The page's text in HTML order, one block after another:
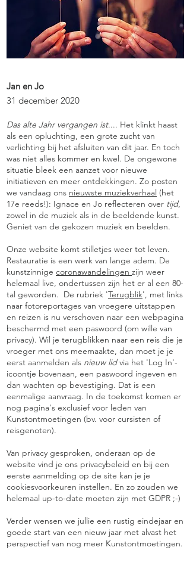
Jan en Jo
31 december 2020
Das alte Jahr vergangen ist.... Het klinkt haast
als een opluchting, een grote zucht van
verlichting bij het afsluiten van dit jaar. En toch
was niet alles kommer en kwel. De ongewone
situatie bleek een aanzet voor nieuwe
initiatieven en meer ontdekkingen. Zo posten
we vandaag ons nieuwste muziekverhaal (het
17e reeds!): Ignace en Jo reflecteren over tijd,
zowel in de muziek als in de beeldende kunst.
Geniet van de gekozen muziek en beelden.
Onze website komt stilletjes weer tot leven.
Restauratie is een werk van lange adem. De
kunstzinnige coronawandelingen zijn weer
helemaal live, ondertussen zijn het er al een 80-
tal geworden. De rubriek 'Terugblik', met links
naar fotoreportages van vroegere uitstappen
en reizen is nu verschoven naar een webpagina
beschermd met een paswoord (om wille van
privacy). Wil je terugblikken naar een reis die je
vroeger met ons meemaakte, dan moet je je
eerst aanmelden als nieuw lidvia het 'Log In'-
icoontje bovenaan, een paswoord ingeven en
dan wachten op bevestiging. Dat is een
eenmalige aanvraag. In de toekomst komen er
nog pagina's exclusief voor leden van
Kunstontmoetingen (bv. voor cursisten of
reisgenoten).
Van privacy gesproken, onderaan op de
website vind je ons privacybeleid en bij een
eerste aanmelding op de site kan je je
cookiesvoorkeuren instellen. En zo zouden we
helemaal up-to-date moeten zijn met GDPR ;-)
Verder wensen we jullie een rustig eindejaar en
goede start van een nieuw jaar met alvast het
perspectief van nog meer Kunstontmoetingen.